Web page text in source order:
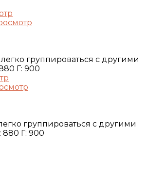
группироваться с другими
Г: 900
группироваться с другими
880 Г: 900